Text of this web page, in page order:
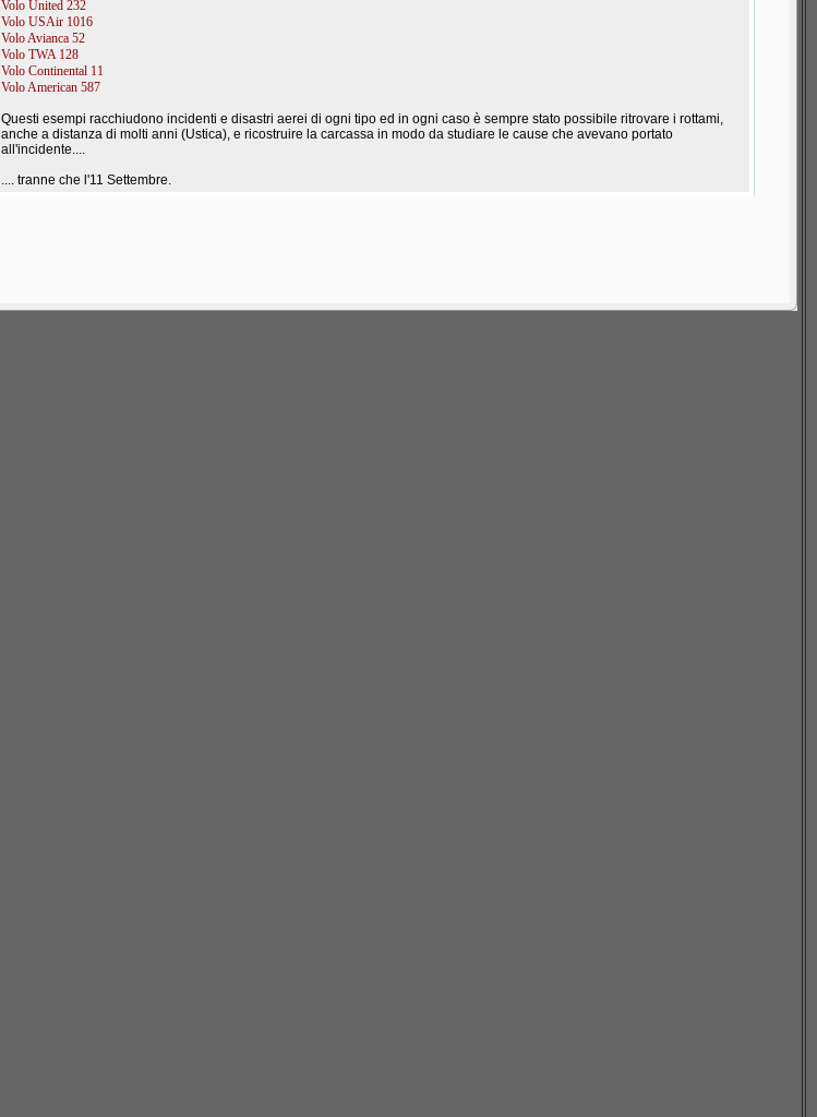
Volo United 232
Volo USAir 1016
Volo Avianca 52
Volo TWA 128
Volo Continental 11
Volo American 587
Questi esempi racchiudono incidenti e disastri aerei di ogni tipo ed in ogni caso è sempre stato possibile ritrovare i rottami,
anche a distanza di molti anni (Ustica), e ricostruire la carcassa in modo da studiare le cause che avevano portato
all'incidente....
.... tranne che l'11 Settembre.